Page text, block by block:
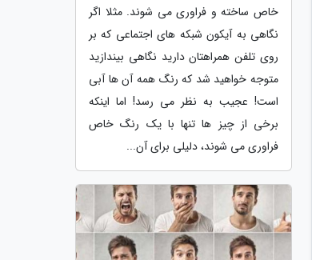
خاص ساخته و فراوری می شوند. مثلا اگر
نگاهی به آیکون شبکه های اجتماعی که بر
روی تلفن همراهتان دارید نگاهی بیندازید
متوجه خواهید شد که رنگ همه آن ها آبی
است! عجیب به نظر می رسد! اما اینکه
برخی از چیز ها تنها با یک رنگ خاص
فراوری می شوند، دلیلی برای آن...